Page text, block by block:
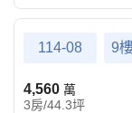
114-08 9
4,560 萬
3房/44.3坪